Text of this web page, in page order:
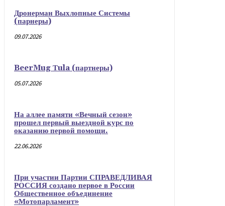
Дронерман Выхлопные Системы
(парнеры)
09.07.2026
BeerMug Тula (партнеры)
05.07.2026
На аллее памяти «Вечный сезон»
прошел первый выездной курс по
оказанию первой помощи.
22.06.2026
При участии Партии СПРАВЕДЛИВАЯ
РОССИЯ создано первое в России
Общественное объединение
«Мотопарламент»